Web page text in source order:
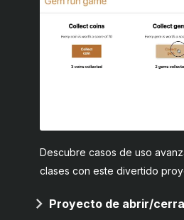
Descubre casos de uso
clases con este divertido
Proyecto de abrir/